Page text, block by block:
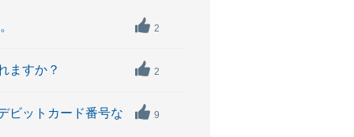
2
ますか？ 2
ビットカード番号な
9